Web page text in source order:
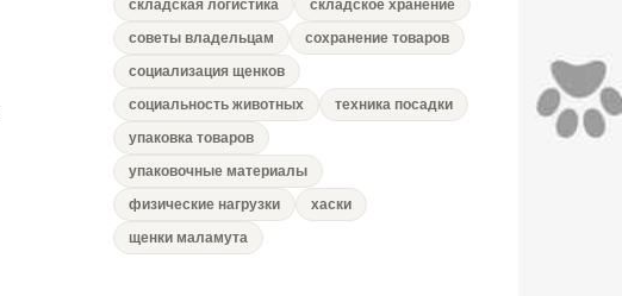
складская логистика
складское хранение
советы владельцам
сохранение товаров
социализация щенков
социальность животных
техника посадки
упаковка товаров
упаковочные материалы
физические нагрузки
хаски
щенки маламута